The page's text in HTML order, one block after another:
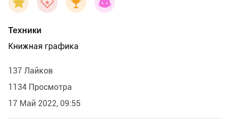
Техники
Книжная графика
137 Лайков
1134 Просмотра
17 Май 2022, 09:55